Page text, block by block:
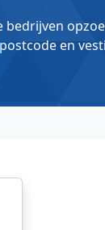
bedrijven
en